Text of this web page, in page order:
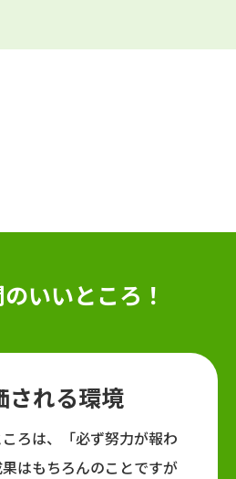
いいところ！
される環境
ろは、「必ず努力が報わ
はもちろんのことですが